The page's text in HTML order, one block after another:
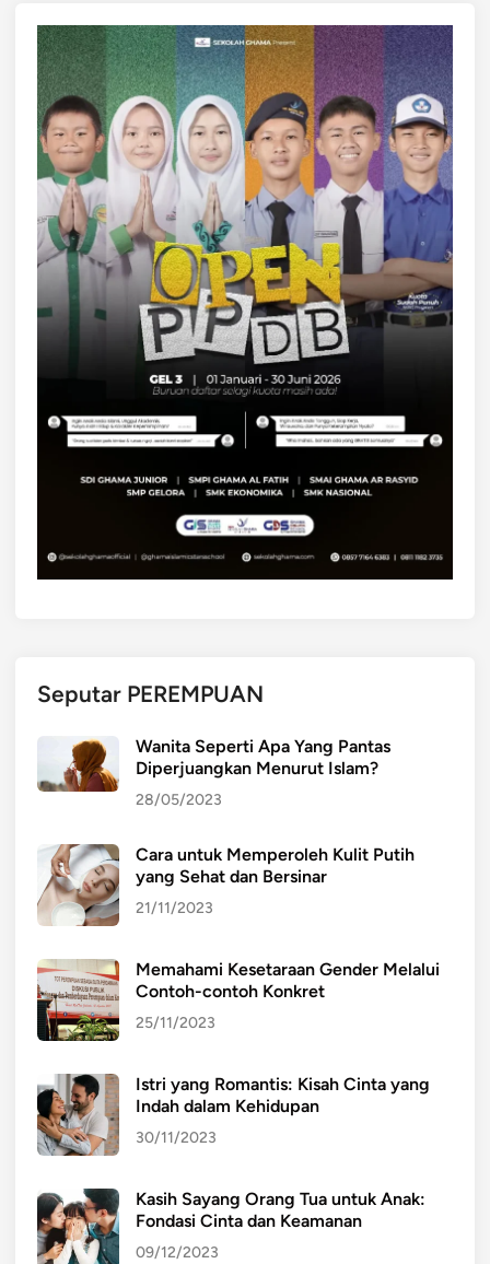
Seputar PEREMPUAN
Wanita Seperti Apa Yang Pantas
Diperjuangkan Menurut Islam?
28/05/2023
Cara untuk Memperoleh Kulit Putih
yang Sehat dan Bersinar
21/11/2023
Memahami Kesetaraan Gender Melalui
Contoh-contoh Konkret
25/11/2023
Istri yang Romantis: Kisah Cinta yang
Indah dalam Kehidupan
30/11/2023
Kasih Sayang Orang Tua untuk Anak:
Fondasi Cinta dan Keamanan
09/12/2023